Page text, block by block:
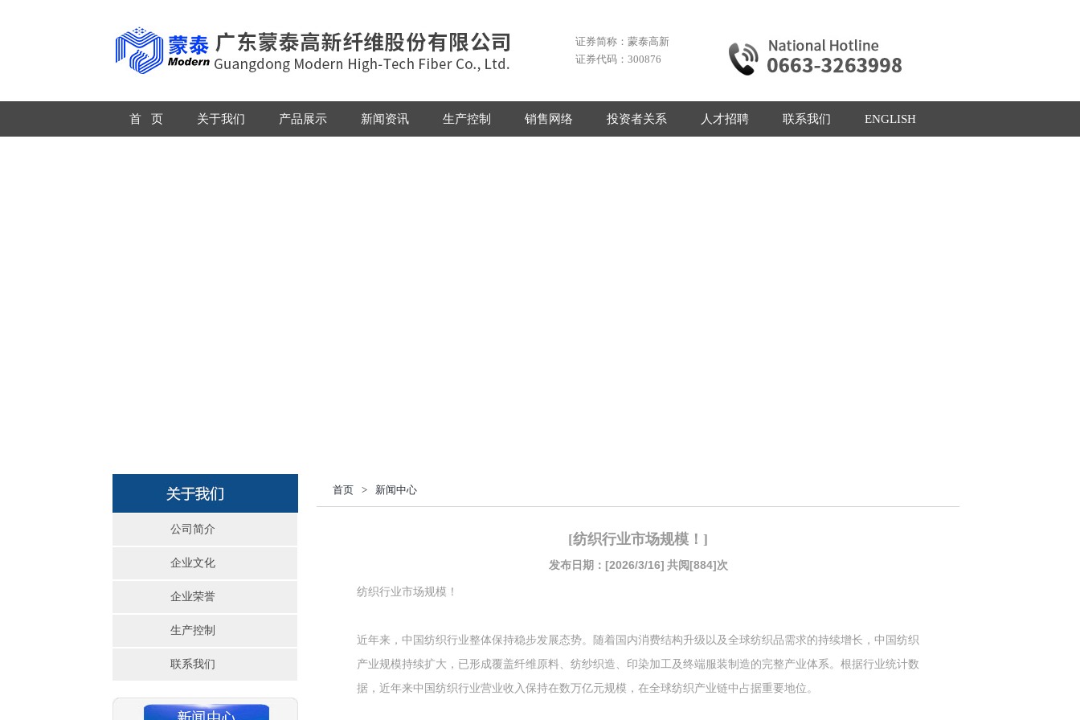
证券简称：蒙泰高新
证券代码：300876
首 页 关于我们 产品展示 新闻资讯 生产控制 销售网络 投资者关系 人才招聘 联系我们 ENGLISH
公司简介
企业文化
企业荣誉
生产控制
联系我们
首页 > 新闻中心
[纺织行业市场规模！]
发布日期：[2026/3/16] 共阅[884]次
纺织行业市场规模！
近年来，中国纺织行业整体保持稳步发展态势。随着国内消费结构升级以及全球纺织品需求的持续增长，中国纺织
产业规模持续扩大，已形成覆盖纤维原料、纺纱织造、印染加工及终端服装制造的完整产业体系。根据行业统计数
据，近年来中国纺织行业营业收入保持在数万亿元规模，在全球纺织产业链中占据重要地位。